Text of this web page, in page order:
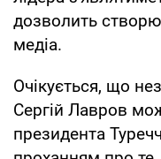
дозволить
медіа.
Очікується, що
Сергій Лавров
президента